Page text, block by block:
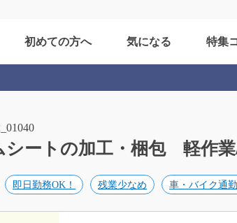
初めての方へ 気になる 特集
シートの加工・梱包 軽作業
即日勤務OK！ 残業少なめ 車・バイク通